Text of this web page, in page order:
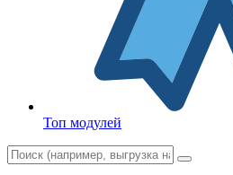
Топ модулей